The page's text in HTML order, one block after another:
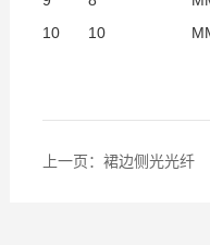
10
10
上一页： 裙边侧光光纤